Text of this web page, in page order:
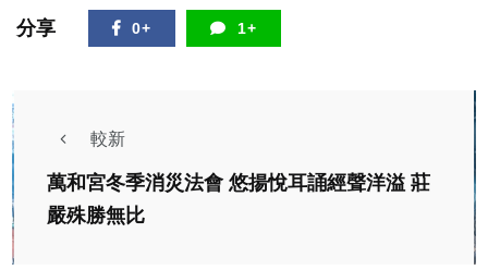
分享 0+ 1+
較新
萬和宮冬季消災法會 悠揚悅耳誦經聲洋溢 莊
嚴殊勝無比